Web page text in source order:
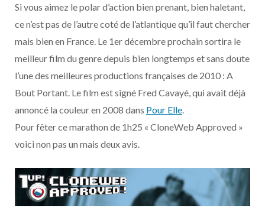
b
o
k
i
e
a
g
a
o u o
r
d
d
C
o
Si vous aimez le polar d’action bien prenant, bien haletant,
ce n’est pas de l’autre coté de l’atlantique qu’il faut chercher
mais bien en France. Le 1er décembre prochain sortira le
meilleur film du genre depuis bien longtemps et sans doute
l’une des meilleures productions françaises de 2010 : A
Bout Portant. Le film est signé Fred Cavayé, qui avait déjà
annoncé la couleur en 2008 dans Pour Elle.
Pour fêter ce marathon de 1h25 « CloneWeb Approved »
voici non pas un mais deux avis.